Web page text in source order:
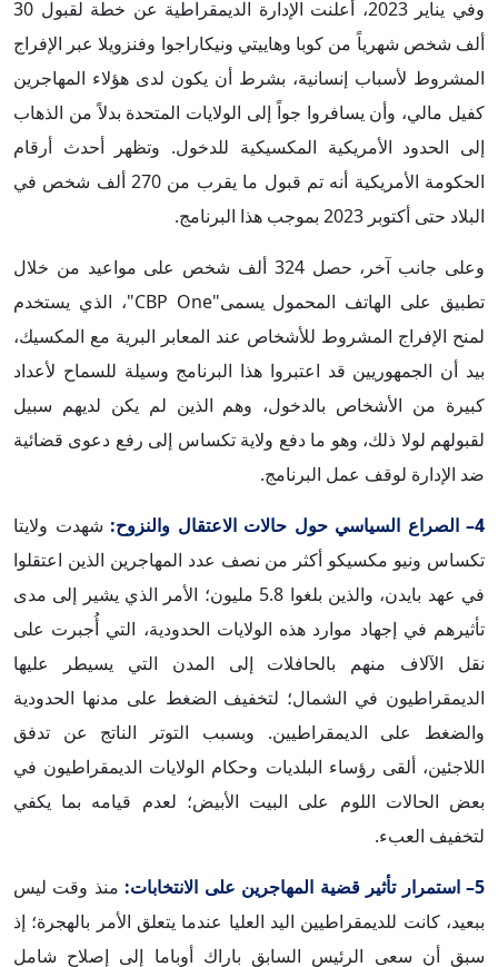
وفي يناير 2023، أعلنت الإدارة الديمقراطية عن خطة لقبول 30
ألف شخص شهرياً من كوبا وهاييتي ونيكاراجوا وفنزويلا عبر الإفراج
المشروط لأسباب إنسانية، بشرط أن يكون لدى هؤلاء المهاجرين
كفيل مالي، وأن يسافروا جواً إلى الولايات المتحدة بدلاً من الذهاب
إلى الحدود الأمريكية المكسيكية للدخول. وتظهر أحدث أرقام
الحكومة الأمريكية أنه تم قبول ما يقرب من 270 ألف شخص في
البلاد حتى أكتوبر 2023 بموجب هذا البرنامج.
وعلى جانب آخر، حصل 324 ألف شخص على مواعيد من خلال
تطبيق على الهاتف المحمول يسمى"CBP One"، الذي يستخدم
لمنح الإفراج المشروط للأشخاص عند المعابر البرية مع المكسيك،
بيد أن الجمهوريين قد اعتبروا هذا البرنامج وسيلة للسماح لأعداد
كبيرة من الأشخاص بالدخول، وهم الذين لم يكن لديهم سبيل
لقبولهم لولا ذلك، وهو ما دفع ولاية تكساس إلى رفع دعوى قضائية
ضد الإدارة لوقف عمل البرنامج.
4– الصراع السياسي حول حالات الاعتقال والنزوح:
شهدت ولايتا
تكساس ونيو مكسيكو أكثر من نصف عدد المهاجرين الذين اعتقلوا
في عهد بايدن، والذين بلغوا 5.8 مليون؛ الأمر الذي يشير إلى مدى
تأثيرهم في إجهاد موارد هذه الولايات الحدودية، التي أُجبرت على
نقل الآلاف منهم بالحافلات إلى المدن التي يسيطر عليها
الديمقراطيون في الشمال؛ لتخفيف الضغط على مدنها الحدودية
والضغط على الديمقراطيين. وبسبب التوتر الناتج عن تدفق
اللاجئين، ألقى رؤساء البلديات وحكام الولايات الديمقراطيون في
بعض الحالات اللوم على البيت الأبيض؛ لعدم قيامه بما يكفي
لتخفيف العبء.
5– استمرار تأثير قضية المهاجرين على الانتخابات:
منذ وقت ليس
ببعيد، كانت للديمقراطيين اليد العليا عندما يتعلق الأمر بالهجرة؛ إذ
سبق أن سعى الرئيس السابق باراك أوباما إلى إصلاح شامل